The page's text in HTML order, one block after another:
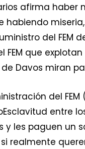
afirma
habiendo
del FEM
que
Davos miran
del FEM (
entre
les paguen un
realmente